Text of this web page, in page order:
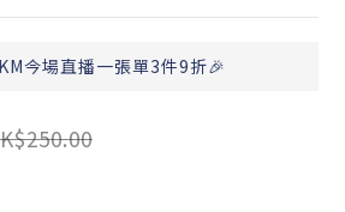
今場直播一張單3件9折🎉